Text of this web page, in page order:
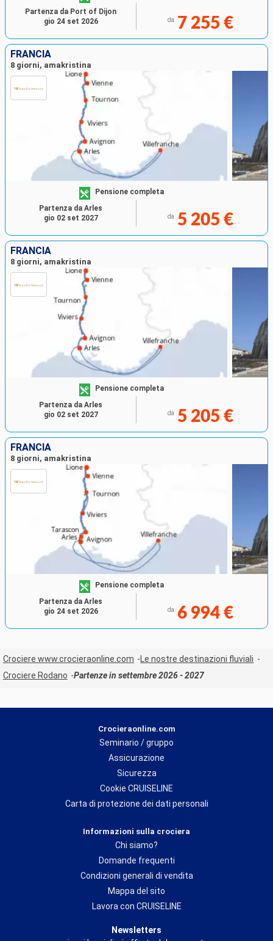
da 7 255 €
Partenza da Port of Dijon
gio 24 set 2026
FRANCIA
8 giorni, amakristina
Pensione completa
da 5 205 €
Partenza da Arles
gio 02 set 2027
FRANCIA
8 giorni, amakristina
Pensione completa
da 5 205 €
Partenza da Arles
gio 02 set 2027
FRANCIA
8 giorni, amakristina
Pensione completa
da 6 994 €
Partenza da Arles
gio 24 set 2026
Crociere www.crocieraonline.com
Le nostre destinazioni fluviali
Crociere Rodano
Partenze in settembre 2026 - 2027
Crocieraonline.com
Seminario / gruppo
Assicurazione
Sicurezza
Cookie CRUISELINE
Carta di protezione dei dati personali
Informazioni sulla crociera
Chi siamo?
Domande frequenti
Condizioni generali di vendita
Mappa del sito
Lavora con CRUISELINE
Newsletters